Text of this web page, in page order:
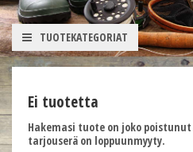
TUOTEKATEGORIAT
Ei tuotetta
Hakemasi tuote on joko
tarjouserä on loppuunmyyty.